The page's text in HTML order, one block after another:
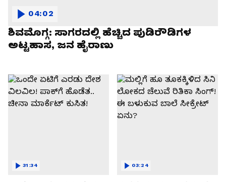
ಶಿವಮೊಗ್ಗ: ಸಾಗರದಲ್ಲಿ ಹೆಚ್ಚಿದ ಪುಡಿರೌಡಿಗಳ
ಅಟ್ಟಹಾಸ, ಜನ ಹೈರಾಣು
04:02
31:34 03:24